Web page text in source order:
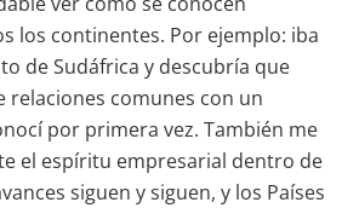
los continentes. Por ejemplo: iba
de Sudáfrica y descubría que
relaciones comunes con un
por primera vez. También me
el espíritu empresarial dentro de
siguen y siguen, y los Países